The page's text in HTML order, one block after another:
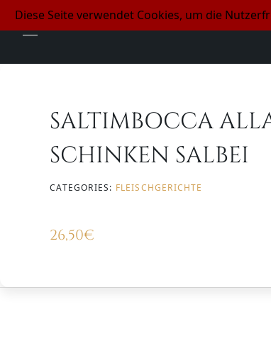
SALTIMBOCCA
SCHINKEN SALBEI
CATEGORIES: FLEISCHGERICHTE
26,50€
Diese Seite verwendet Cookies, um die